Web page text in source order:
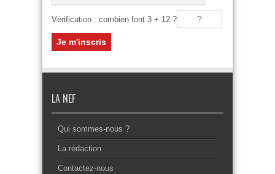
Vérification : combien font 3 + 12 ?
LA NEF
Qui sommes-nous ?
La rédaction
Contactez-nous